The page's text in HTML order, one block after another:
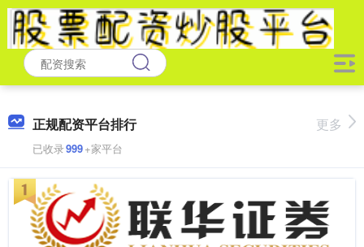
正规配资平台排行
已收录999+家平台
更多